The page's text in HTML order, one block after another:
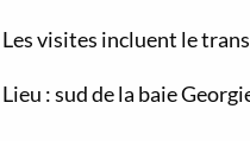
Les visites incluent le
Lieu : sud de la baie